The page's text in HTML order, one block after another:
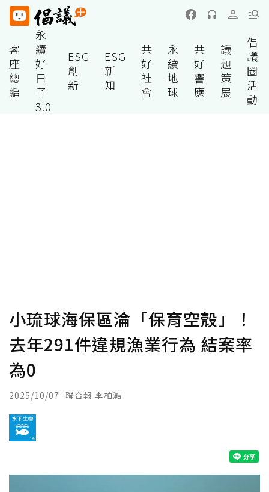
客
座
總
編
永
續
好
日
子
3.0
ESG
創
新
ESG
新
知
共
好
社
會
永
續
地
球
共
好
響
應
議
題
策
展
倡
議
圈
活
動
小琉球海保區淪「保育空殼」！
去年291件違規漁業行為 結案率
為0
2025/10/07 聯合報 李柏澔